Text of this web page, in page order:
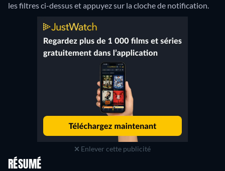
les filtres ci-dessus et appuyez sur la cloche de notification.
Enlever cette publicité
RÉSUMÉ